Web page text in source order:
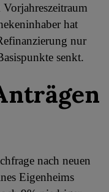
hat
nur
senkt.
nach neuen
Eigenheims